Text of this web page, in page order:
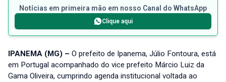
Notícias em primeira mão em nosso Canal do WhatsApp
Clique aqui
IPANEMA (MG) – O prefeito de Ipanema, Júlio Fontoura, está
em Portugal acompanhado do vice prefeito Márcio Luiz da
Gama Oliveira, cumprindo agenda institucional voltada ao